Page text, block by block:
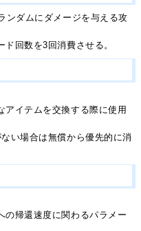
ンダムにダメージを与える攻
回数を3回消費させる。
アイテムを交換する際に使用
い場合は無償から優先的に消
の帰還速度に関わるパラメー